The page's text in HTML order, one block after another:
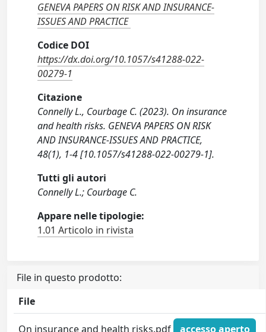
GENEVA PAPERS ON RISK AND INSURANCE-
ISSUES AND PRACTICE
Codice DOI
https://dx.doi.org/10.1057/s41288-022-
00279-1
Citazione
Connelly L., Courbage C. (2023). On insurance
and health risks. GENEVA PAPERS ON RISK
AND INSURANCE-ISSUES AND PRACTICE,
48(1), 1-4 [10.1057/s41288-022-00279-1].
Tutti gli autori
Connelly L.; Courbage C.
Appare nelle tipologie:
1.01 Articolo in rivista
File in questo prodotto:
File
On insurance and health risks.pdf
accesso aperto